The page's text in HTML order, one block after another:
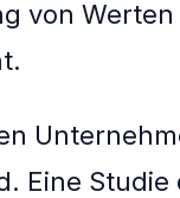
von Werten
Eine Studie